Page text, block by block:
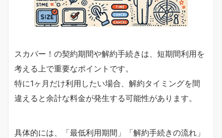
スカパー！の契約期間や解約手続きは、短期間利用を
考える上で重要なポイントです。
特に1ヶ月だけ利用したい場合、解約タイミングを間
違えると余計な料金が発生する可能性があります。
具体的には、「最低利用期間」「解約手続きの流れ」